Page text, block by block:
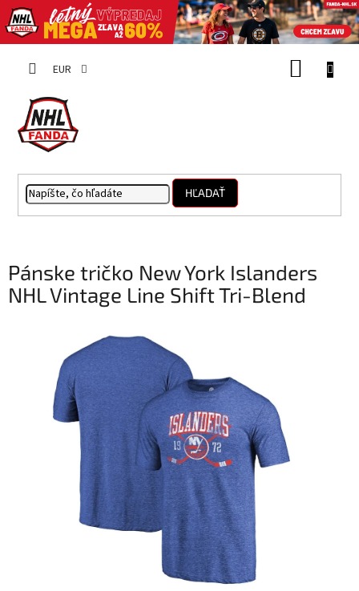
EUR
HĽADAŤ
Pánske tričko New York Islanders
NHL Vintage Line Shift Tri-Blend